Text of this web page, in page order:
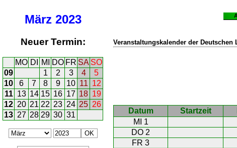
März 2023
Neuer Termin:
MO DI MI DO FR SA SO
09
1 2 3 4
5
10
6 7 8 9 10 11 12
11 13 14 15 16 17 18 19
12 20 21 22 23 24 25 26
13 27 28 29 30 31
Veranstaltungskalender der Deutschen
Datum Startzeit
MI 1
DO 2
FR 3